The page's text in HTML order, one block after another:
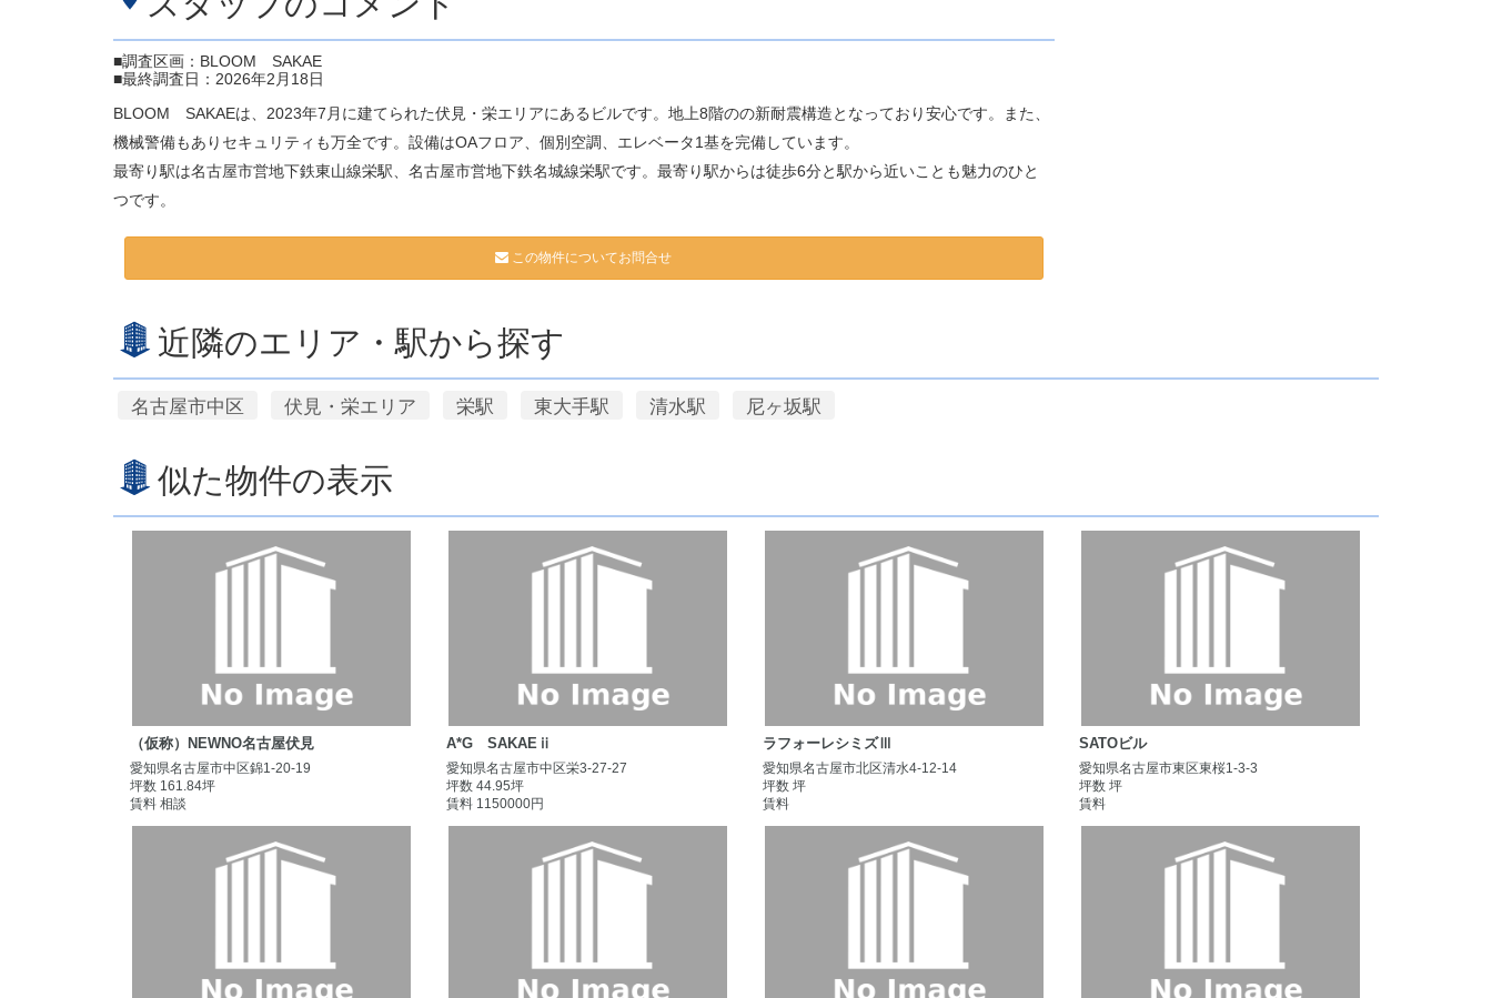
■調査区画：BLOOM SAKAE
■最終調査日：2026年2月18日
BLOOM SAKAEは、2023年7月に建てられた伏見・栄エリアにあるビルです。地上8階のの新耐震構造となっており安心です。また、
機械警備もありセキュリティも万全です。設備はOAフロア、個別空調、エレベータ1基を完備しています。
最寄り駅は名古屋市営地下鉄東山線栄駅、名古屋市営地下鉄名城線栄駅です。最寄り駅からは徒歩6分と駅から近いことも魅力のひと
つです。
この物件についてお問合せ
近隣のエリア・駅から探す
名古屋市中区 伏見・栄エリア 栄駅 東大手駅 清水駅 尼ヶ坂駅
似た物件の表示
（仮称）NEWNO名古屋伏見
愛知県名古屋市中区錦1-20-19
坪数 161.84坪
賃料 相談
A*G SAKAEⅱ
愛知県名古屋市中区栄3-27-27
坪数 44.95坪
賃料 1150000円
ラフォーレシミズⅢ
愛知県名古屋市北区清水4-12-14
坪数 坪
賃料
SATOビル
愛知県名古屋市東区東桜1-3-3
坪数 坪
賃料